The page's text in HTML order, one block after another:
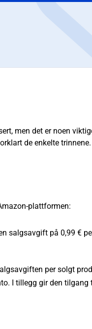
men det er noen
de enkelte
plattformen:
salgsavgift på 0,99 €
per solgt
I tillegg gir den tilgang